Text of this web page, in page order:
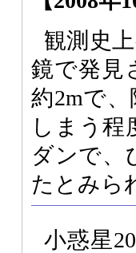
観測史
鏡で発見
約2mで
しまう程
ダンで、
たとみら
小惑星